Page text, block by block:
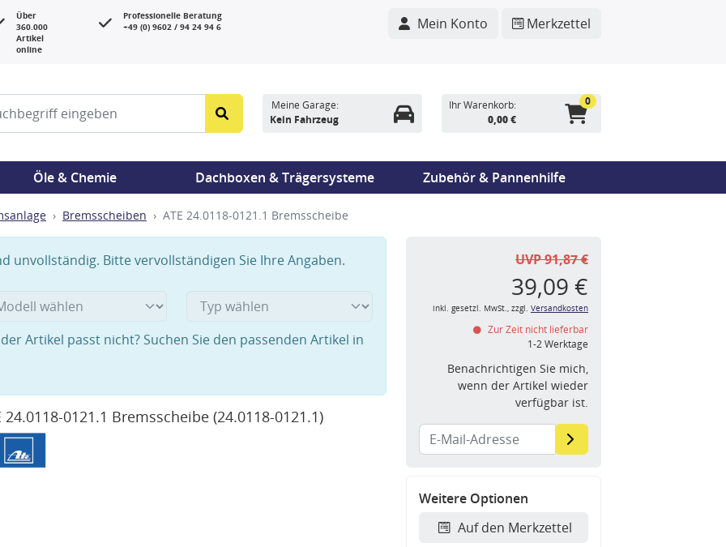
Über
360.000
Artikel
online
Professionelle Beratung
+49 (0) 9602 / 94 24 94 6
Mein Konto Merkzettel
Meine Garage:
Kein Fahrzeug
Ihr Warenkorb:
0,00 €
0
Öle & Chemie Dachboxen & Trägersysteme Zubehör & Pannenhilfe
Bremsscheiben ATE 24.0118-0121.1 Bremsscheibe
unvollständig. Bitte vervollständigen Sie Ihre Angaben.
Artikel passt nicht? Suchen Sie den passenden Artikel in
24.0118-0121.1 Bremsscheibe (24.0118-0121.1)
UVP 91,87 €
39,09 €
inkl. gesetzl. MwSt., zzgl. Versandkosten
Zur Zeit nicht lieferbar
1-2 Werktage
Benachrichtigen Sie mich,
wenn der Artikel wieder
verfügbar ist.
Weitere Optionen
Auf den Merkzettel